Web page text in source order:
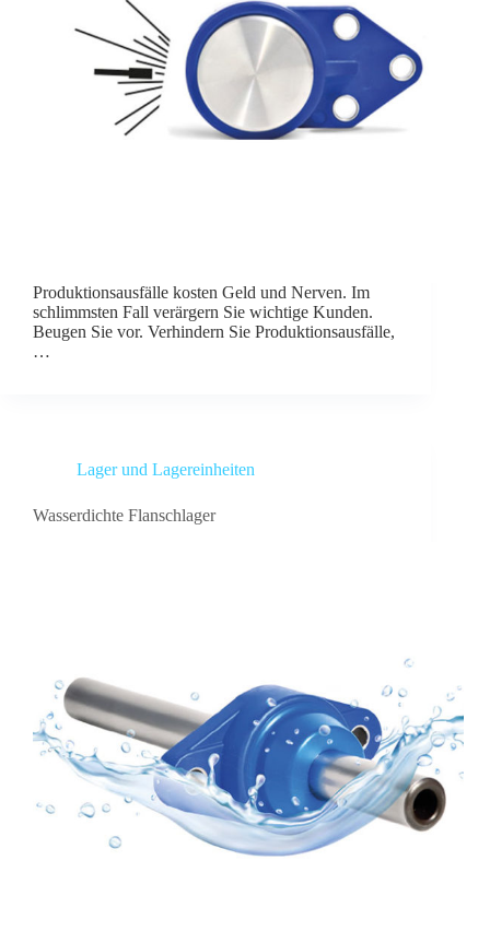
Produktionsausfälle kosten Geld und Nerven. Im
schlimmsten Fall verärgern Sie wichtige Kunden.
Beugen Sie vor. Verhindern Sie Produktionsausfälle,
…
Lager und Lagereinheiten
Wasserdichte Flanschlager